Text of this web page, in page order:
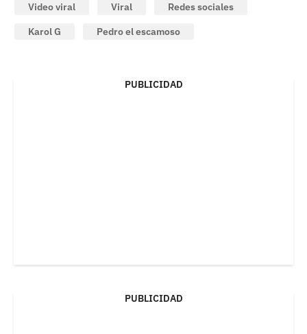
Video viral Viral
Redes sociales
Karol G
Pedro el escamoso
PUBLICIDAD
PUBLICIDAD